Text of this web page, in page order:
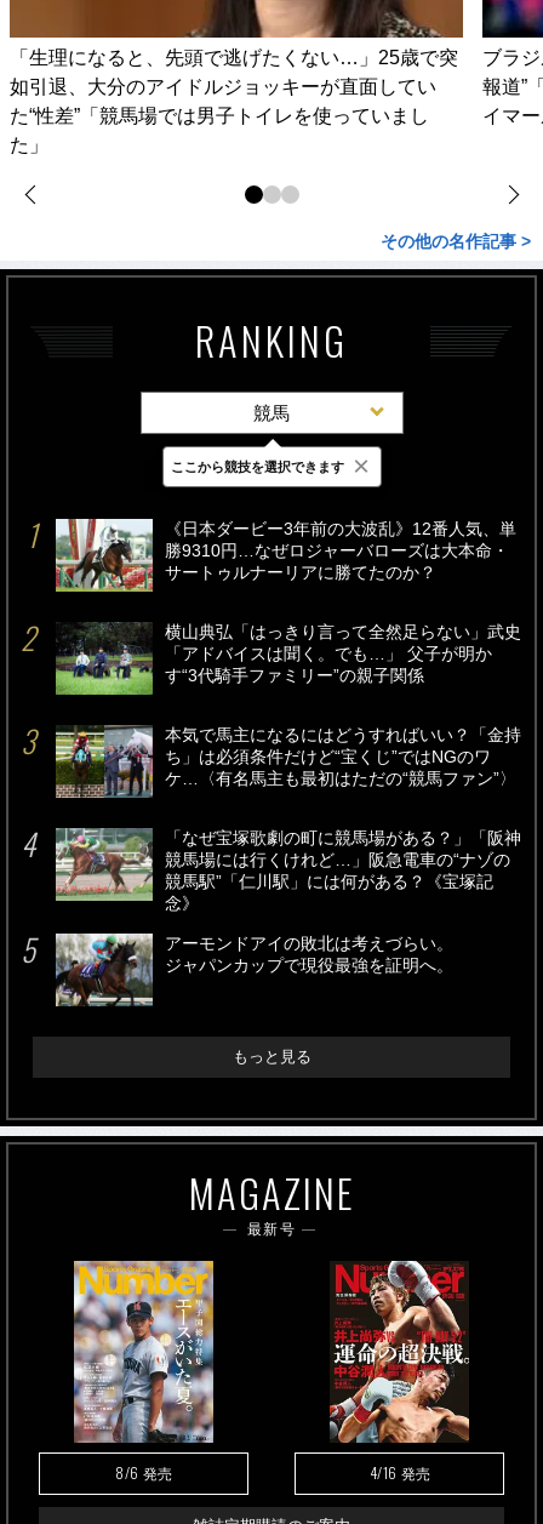
「生理になると、先頭で逃げたくない…」25歳で突
如引退、大分のアイドルジョッキーが直面してい
た“性差”「競馬場では男子トイレを使っていまし
た」
ブラ
報道”
イマ
その他の名作記事 >
RANKING
競馬
最新 24時間 週間
《日本ダービー3年前の大波乱》12番人気、単
勝9310円…なぜロジャーバローズは大本命・
サートゥルナーリアに勝てたのか？
横山典弘「はっきり言って全然足らない」武史
「アドバイスは聞く。でも…」 父子が明か
す“3代騎手ファミリー”の親子関係
本気で馬主になるにはどうすればいい？「金持
ち」は必須条件だけど“宝くじ”ではNGのワ
ケ…〈有名馬主も最初はただの“競馬ファン”〉
「なぜ宝塚歌劇の町に競馬場がある？」「阪神
競馬場には行くけれど…」阪急電車の“ナゾの
競馬駅”「仁川駅」には何がある？《宝塚記
念》
アーモンドアイの敗北は考えづらい。
ジャパンカップで現役最強を証明へ。
もっと見る
MAGAZINE
最新号
8/6 発売 4/16 発売
ここから競技を選択できます ×